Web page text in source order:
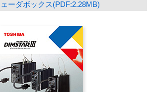
ーダボックス(PDF:2.28MB)